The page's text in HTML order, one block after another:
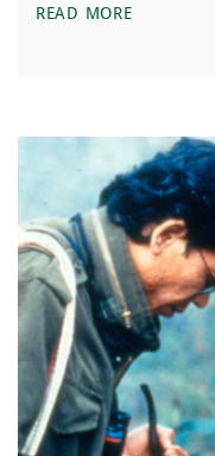
READ MORE31 ปี ภาพ